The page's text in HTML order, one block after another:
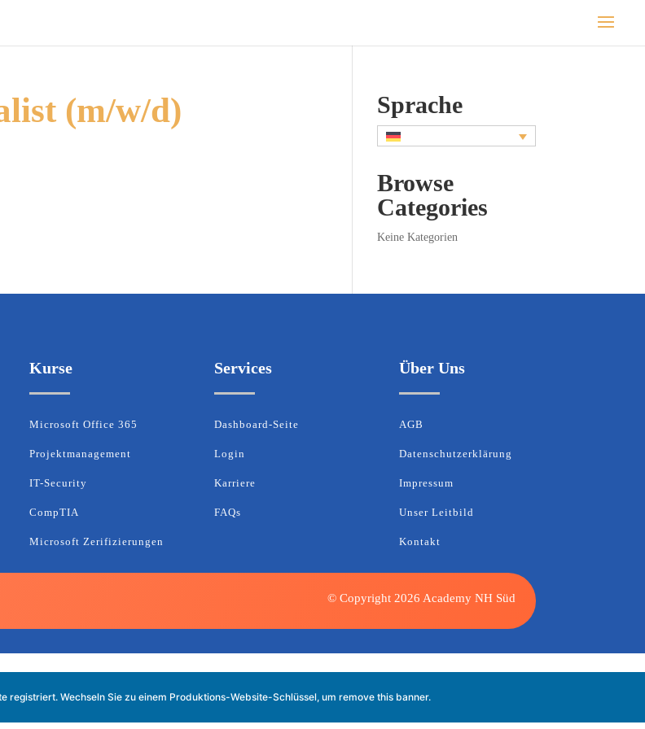
(m/w/d) Sprache
Browse
Categories
Keine Kategorien
Kurse
Microsoft Office 365
Projektmanagement
IT-Security
CompTIA
Microsoft Zerifizierungen
Services
Dashboard-Seite
Login
Karriere
FAQs
Über Uns
AGB
Datenschutzerklärung
Impressum
Unser Leitbild
Kontakt
© Copyright 2026 Academy NH Süd
registriert. Wechseln Sie zu einem Produktions-Website-Schlüssel, um remove this banner.